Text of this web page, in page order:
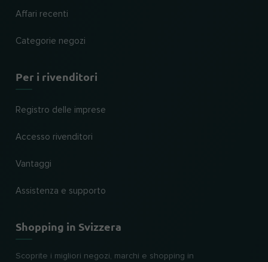
Affari recenti
Categorie negozi
Per i rivenditori
Registro delle imprese
Accesso rivenditori
Vantaggi
Assistenza e supporto
Shopping in Svizzera
Scoprite i migliori negozi, marchi e shopping in